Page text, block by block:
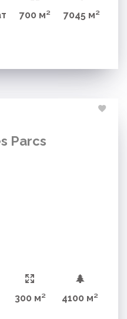
700 м² 7045 м²
Parcs
300 м² 4100 м²